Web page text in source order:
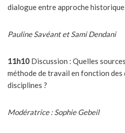
dialogue entre approche
Pauline Savéant et Sami Dendani
11h10 Discussion : Quelles
méthode de travail en fonction des
disciplines ?
Modératrice : Sophie Gebeil